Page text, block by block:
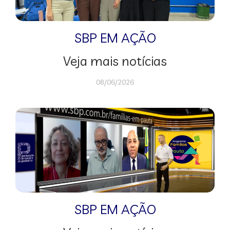
SBP EM AÇÃO
Veja mais notícias
08/06/2026
SBP EM AÇÃO